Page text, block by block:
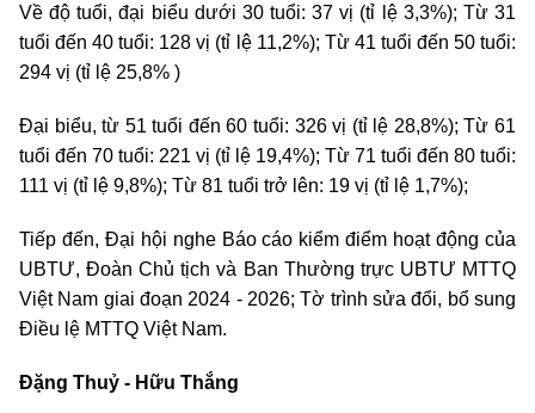
Về độ tuổi, đại biểu dưới 30 tuổi: 37 vị (tỉ lệ3,3%); Từ 31
tuổi đến 40 tuổi: 128 vị (tỉ lệ11,2%); Từ 41 tuổi đến 50 tuổi:
294 vị (tỉ lệ 25,8% )
Đại biểu, từ 51 tuổi đến 60 tuổi: 326 vị (tỉ lệ 28,8%); Từ 61
tuổi đến 70 tuổi: 221 vị (tỉ lệ 19,4%); Từ 71 tuổi đến 80 tuổi:
111 vị (tỉ lệ 9,8%); Từ 81 tuổi trở lên: 19 vị (tỉ lệ 1,7%);
Tiếp đến, Đại hội nghe Báo cáo kiểm điểm hoạt động của
UBTƯ, Đoàn Chủ tịch và Ban Thường trực UBTƯ MTTQ
Việt Nam giai đoạn 2024 - 2026; Tờ trình sửa đổi, bổ sung
Điều lệ MTTQ Việt Nam.
Đặng Thuỷ - Hữu Thắng